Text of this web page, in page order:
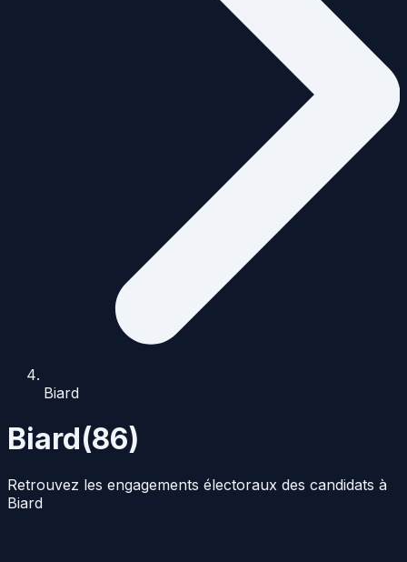
Biard
Biard(86)
Retrouvez les engagements électoraux des candidats à
Biard